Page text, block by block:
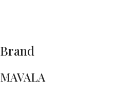
Brand
MAVALA